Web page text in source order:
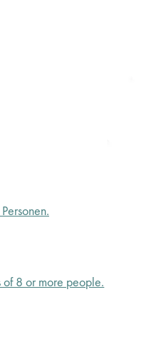
of 8 or more people.